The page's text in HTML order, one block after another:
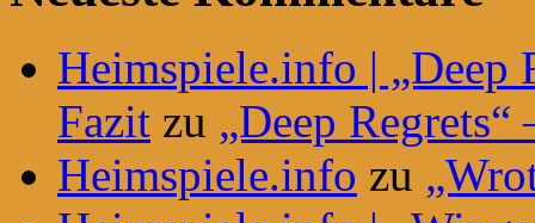
Heimspiele.info | „Deep
Fazit zu „Deep Regrets“
Heimspiele.info zu